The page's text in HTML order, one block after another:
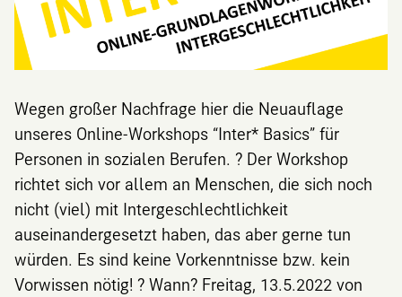
Wegen großer Nachfrage hier die Neuauflage
unseres Online-Workshops “Inter* Basics” für
Personen in sozialen Berufen. ? Der Workshop
richtet sich vor allem an Menschen, die sich noch
nicht (viel) mit Intergeschlechtlichkeit
auseinandergesetzt haben, das aber gerne tun
würden. Es sind keine Vorkenntnisse bzw. kein
Vorwissen nötig! ? Wann? Freitag, 13.5.2022 von